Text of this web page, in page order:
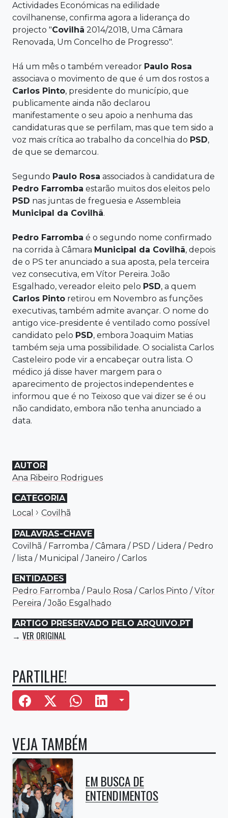
Actividades Económicas na edilidade
covilhanense, confirma agora a liderança do
projecto "Covilhã 2014/2018, Uma Câmara
Renovada, Um Concelho de Progresso".
Há um mês o também vereador Paulo Rosa
associava o movimento de que é um dos rostos a
Carlos Pinto, presidente do município, que
publicamente ainda não declarou
manifestamente o seu apoio a nenhuma das
candidaturas que se perfilam, mas que tem sido a
voz mais crítica ao trabalho da concelhia do PSD,
de que se demarcou.
Segundo Paulo Rosa associados à candidatura de
Pedro Farromba estarão muitos dos eleitos pelo
PSD nas juntas de freguesia e Assembleia
Municipal da Covilhã.
Pedro Farromba é o segundo nome confirmado
na corrida à Câmara Municipal da Covilhã, depois
de o PS ter anunciado a sua aposta, pela terceira
vez consecutiva, em Vítor Pereira. João
Esgalhado, vereador eleito pelo PSD, a quem
Carlos Pinto retirou em Novembro as funções
executivas, também admite avançar. O nome do
antigo vice-presidente é ventilado como possível
candidato pelo PSD, embora Joaquim Matias
também seja uma possibilidade. O socialista Carlos
Casteleiro pode vir a encabeçar outra lista. O
médico já disse haver margem para o
aparecimento de projectos independentes e
informou que é no Teixoso que vai dizer se é ou
não candidato, embora não tenha anunciado a
data.
AUTOR
Ana Ribeiro Rodrigues
CATEGORIA
Local › Covilhã
PALAVRAS-CHAVE
Covilhã / Farromba / Câmara / PSD / Lidera / Pedro
/ lista / Municipal /Janeiro / Carlos
ENTIDADES
Pedro Farromba / Paulo Rosa / Carlos Pinto / Vítor
Pereira /João Esgalhado
ARTIGO PRESERVADO PELO ARQUIVO.PT
→ VER ORIGINAL
PARTILHE!
Mais Opções
VEJA TAMBÉM
EM BUSCA DE
ENTENDIMENTOS